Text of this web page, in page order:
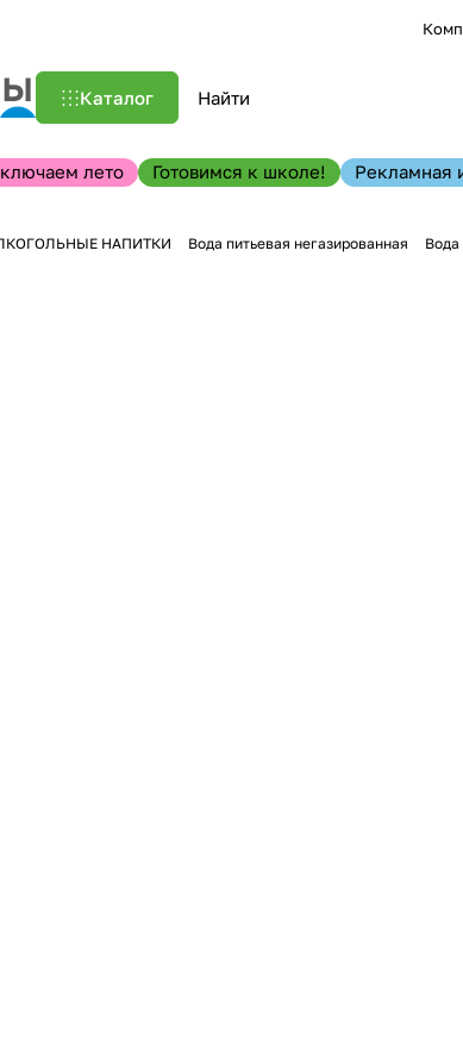
Каталог
лето Готовимся к школе! Рекламная
НАПИТКИ Вода питьевая негазированная Вода